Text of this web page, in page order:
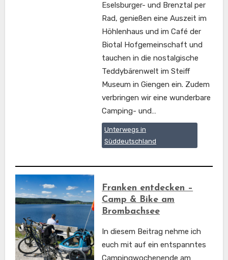
Eselsburger- und Brenztal per
Rad, genießen eine Auszeit im
Höhlenhaus und im Café der
Biotal Hofgemeinschaft und
tauchen in die nostalgische
Teddybärenwelt im Steiff
Museum in Giengen ein. Zudem
verbringen wir eine wunderbare
Camping- und…
Unterwegs in
Süddeutschland
Franken entdecken –
Camp & Bike am
Brombachsee
In diesem Beitrag nehme ich
euch mit auf ein entspanntes
Campingwochenende am